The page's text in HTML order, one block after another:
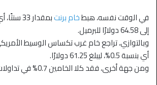
في الوقت نفسه، هبطخام برنت
إلى 64.58 دولارًا للبرميل.
أي بنسبة 0.5%، ليبلغ 61.25 دولارًا.
ومن جهة أخرى، فقد كلا الخامين 0.7% في تداولات يوم الأربعاء.